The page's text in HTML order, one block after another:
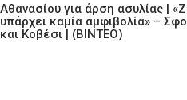
Αθανασίου για άρση ασυλίας |
υπάρχει καμία αμφιβολία» –
και Κοβέσι | (ΒΙΝΤΕΟ)